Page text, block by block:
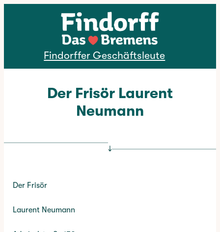
Direkt zum Inhalt
Findorffer Geschäftsleute
Der Frisör Laurent
Neumann
↓
Der Frisör
Laurent Neumann